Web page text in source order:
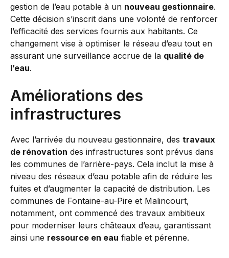
gestion de l’eau potable à un nouveau gestionnaire.
Cette décision s’inscrit dans une volonté de renforcer
l’efficacité des services fournis aux habitants. Ce
changement vise à optimiser le réseau d’eau tout en
assurant une surveillance accrue de la qualité de
l’eau.
Améliorations des
infrastructures
Avec l’arrivée du nouveau gestionnaire, des travaux
de rénovation des infrastructures sont prévus dans
les communes de l’arrière-pays. Cela inclut la mise à
niveau des réseaux d’eau potable afin de réduire les
fuites et d’augmenter la capacité de distribution. Les
communes de Fontaine-au-Pire et Malincourt,
notamment, ont commencé des travaux ambitieux
pour moderniser leurs châteaux d’eau, garantissant
ainsi une ressource en eau fiable et pérenne.